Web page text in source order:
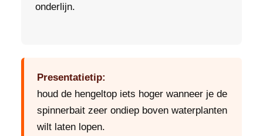
onderlijn.
Presentatietip:
houd de hengeltop iets hoger wanneer je de
spinnerbait zeer ondiep boven waterplanten
wilt laten lopen.